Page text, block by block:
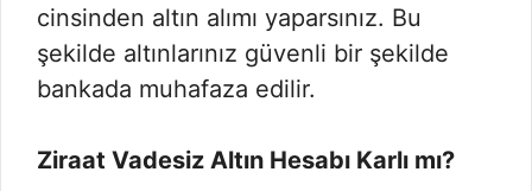
cinsinden altın alımı yaparsınız. Bu
şekilde altınlarınız güvenli bir şekilde
bankada muhafaza edilir.
Ziraat Vadesiz Altın Hesabı Karlı mı?